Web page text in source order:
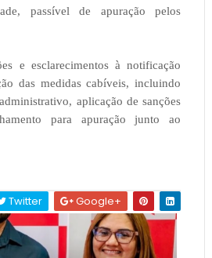
passível de apuração pelos
e esclarecimentos à notificação
das medidas cabíveis, incluindo
aplicação de sanções
para apuração junto ao
Twitter Google+